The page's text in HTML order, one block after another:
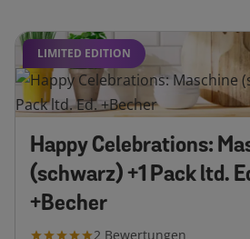
LIMITED EDITION
Happy Celebrations:
(schwarz) +1 Pack ltd.
+Becher
2 Bewertungen